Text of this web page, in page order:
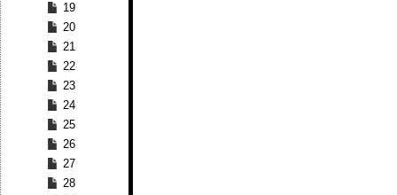
19
20
21
22
23
24
25
26
27
28